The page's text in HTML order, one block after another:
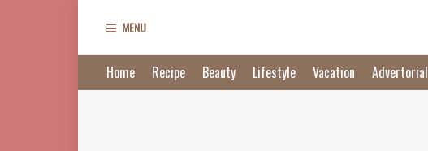
MENU
Home Recipe Beauty Lifestyle Vacation Advertorial